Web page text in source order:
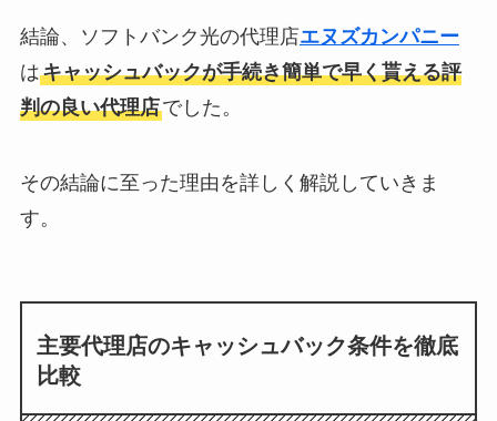
結論、ソフトバンク光の代理店エヌズカンパニー
はキャッシュバックが手続き簡単で早く貰える評
判の良い代理店でした。
その結論に至った理由を詳しく解説していきま
す。
主要代理店のキャッシュバック条件を徹底
比較